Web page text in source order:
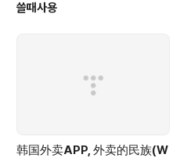
쓸때사용
韩国外卖APP, 外卖的民族(W